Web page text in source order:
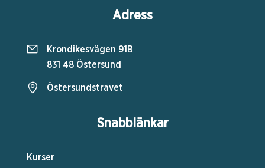
Snabblänkar
Kurser
Adress
Krondikesvägen 91B
831 48 Östersund
Östersundstravet